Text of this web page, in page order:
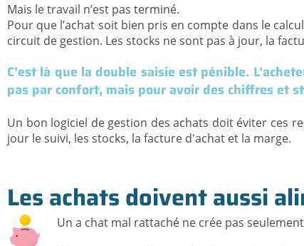
Mais le travail n’est pas terminé.
Pour que l’achat soit bien pris en compte dans le
circuit de gestion. Les stocks ne sont pas à jour, la
C’est là que la double saisie est pénible.
pas par confort, mais pour avoir des chiffres et
Un bon logiciel de gestion des achats doit éviter ces
jour le suivi, les stocks, la facture d'achat et la marge.
Les achats doivent aussi
Un a chat mal rattaché ne crée pas